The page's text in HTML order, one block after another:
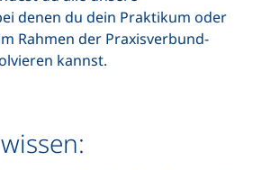
denen du dein Praktikum oder
Rahmen der Praxisverbund-
kannst.